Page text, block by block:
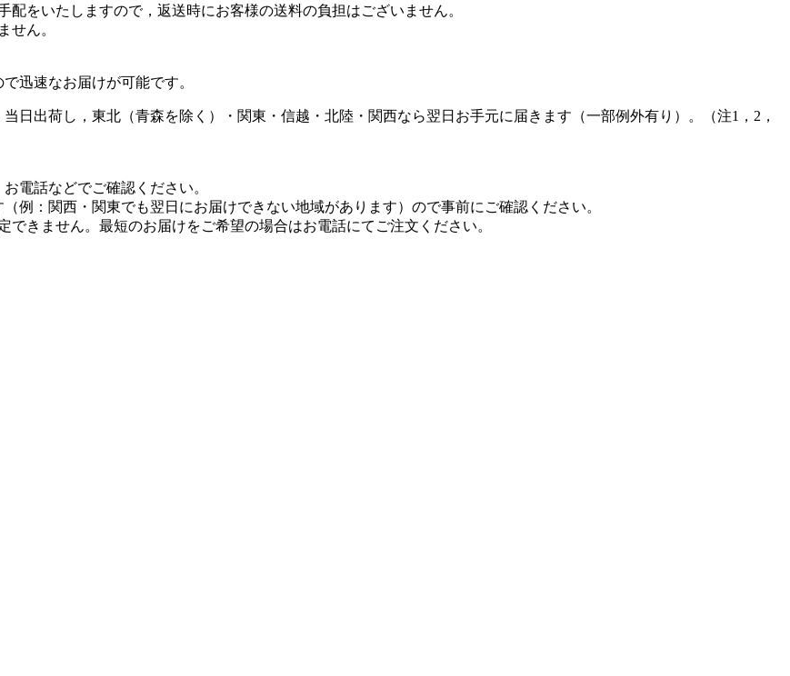
をいたしますので，返送時にお客様の送料の負担はございません。
せん。
迅速なお届けが可能です。
日出荷し，東北（青森を除く）・関東・信越・北陸・関西なら翌日お手元に届きます（一部例外有り）。（注1，2，
電話などでご確認ください。
例：関西・関東でも翌日にお届けできない地域があります）ので事前にご確認ください。
きません。最短のお届けをご希望の場合はお電話にてご注文ください。